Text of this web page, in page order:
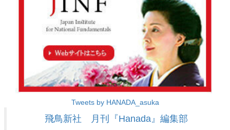
Tweets by HANADA_asuka
飛鳥新社 月刊『Hanada』編集部